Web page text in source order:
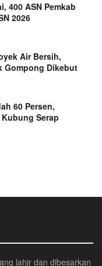
400 ASN Pemkab
2026
Air Bersih,
Gompong Dikebut
60 Persen,
Serap
lahir dan dibesarkan